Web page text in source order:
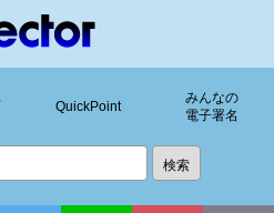
QuickPoint
みんなの
電子署名